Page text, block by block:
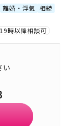
離婚・浮気
相続
時以降相談可
い